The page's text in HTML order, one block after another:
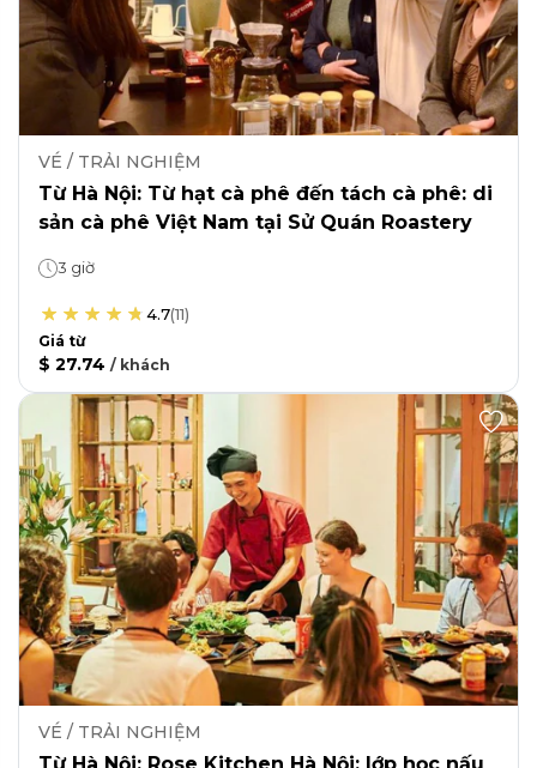
VÉ / TRẢI NGHIỆM
Từ Hà Nội: Từ hạt cà phê đến tách cà phê: di
sản cà phê Việt Nam tại Sử Quán Roastery
3 giờ
4.7(11)
Giá từ
$ 27.74 / khách
VÉ / TRẢI NGHIỆM